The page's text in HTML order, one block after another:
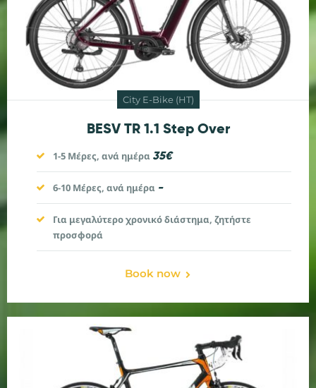
City E-Bike (HT)
BESV TR 1.1 Step Over
1-5 Μέρες, ανά ημέρα 35€
6-10 Μέρες, ανά ημέρα -
Για μεγαλύτερο χρονικό διάστημα, ζητήστε
προσφορά
Book now